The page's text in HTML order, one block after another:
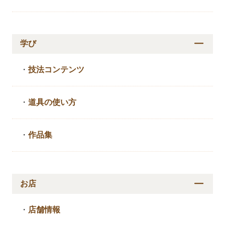
学び
・技法コンテンツ
・道具の使い方
・作品集
お店
・ 店舗情報